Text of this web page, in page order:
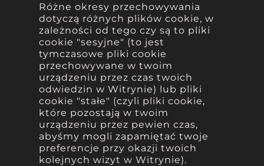
Różne okresy przechowywania
dotyczą różnych plików cookie, w
zależności od tego czy są to pliki
cookie "sesyjne" (to jest
tymczasowe pliki cookie
przechowywane w twoim
urządzeniu przez czas twoich
odwiedzin w Witrynie) lub pliki
cookie "stałe" (czyli pliki cookie,
które pozostają w twoim
urządzeniu przez pewien czas,
abyśmy mogli zapamiętać twoje
preferencje przy okazji twoich
kolejnych wizyt w Witrynie).